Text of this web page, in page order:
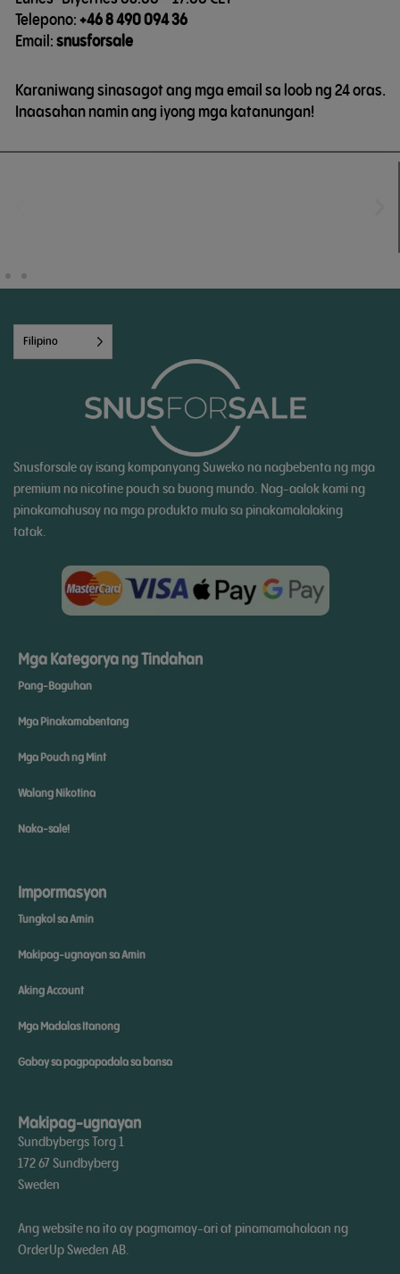
Telepono:+46 8 490 094 36
Email:snusforsale
Karaniwang sinasagot ang mga email sa loob ng 24 oras.
Inaasahan namin ang iyong mga katanungan!
Filipino
Snusforsale ay isang kompanyang Suweko na nagbebenta ng mga
premium na nicotine pouch sa buong mundo. Nag-aalok kami ng
pinakamahusay na mga produkto mula sa pinakamalalaking
tatak.
Mga Kategorya ng Tindahan
Pang-Baguhan
Mga Pinakamabentang
Mga Pouch ng Mint
Walang Nikotina
Naka-sale!
Impormasyon
Tungkol sa Amin
Makipag-ugnayan sa Amin
Aking Account
Mga Madalas Itanong
Gabay sa pagpapadala sa bansa
Makipag-ugnayan
Sundbybergs Torg 1
172 67 Sundbyberg
Sweden
Ang website na ito ay pagmamay-ari at pinamamahalaan ng
OrderUp Sweden AB.